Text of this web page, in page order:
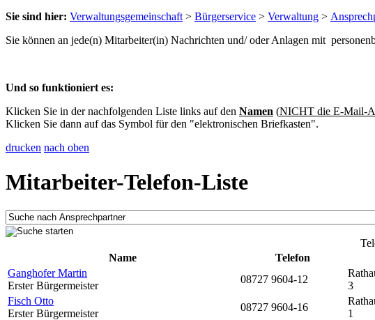
Sie sind hier: Verwaltungsgemeinschaft > Bürgerservice > Verwaltung >
Sie können an jede(n) Mitarbeiter(in) Nachrichten und/ oder Anlagen mit
Und so funktioniert es:
Klicken Sie in der nachfolgenden Liste links auf den Namen (NICHT die E-Mail-
Klicken Sie dann auf das Symbol für den "elektronischen Briefkasten".
drucken nach oben
Mitarbeiter-Telefon-Liste
Name
Telefon
Ganghofer Martin
Erster Bürgermeister
08727 9604-12
3
Fisch Otto
Erster Bürgermeister
08727 9604-16
1